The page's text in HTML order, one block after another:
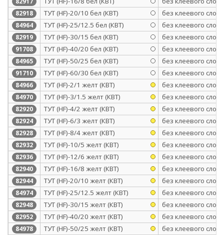
82918 ТУТ (HF)-20/10 бел (КВТ) без клеевого слоя
84964 ТУТ (HF)-25/12.5 бел (КВТ) без клеевого слоя
82919 ТУТ (HF)-30/15 бел (КВТ) без клеевого слоя
91708 ТУТ (HF)-40/20 бел (КВТ) без клеевого слоя
84965 ТУТ (HF)-50/25 бел (КВТ) без клеевого слоя
91710 ТУТ (HF)-60/30 бел (КВТ) без клеевого слоя
84966 ТУТ (HF)-2/1 желт (КВТ) без клеевого слоя
84970 ТУТ (HF)-3/1.5 желт (КВТ) без клеевого слоя
82920 ТУТ (HF)-4/2 желт (КВТ) без клеевого слоя
82924 ТУТ (HF)-6/3 желт (КВТ) без клеевого слоя
82928 ТУТ (HF)-8/4 желт (КВТ) без клеевого слоя
82932 ТУТ (HF)-10/5 желт (КВТ) без клеевого слоя
82936 ТУТ (HF)-12/6 желт (КВТ) без клеевого слоя
82940 ТУТ (HF)-16/8 желт (КВТ) без клеевого слоя
82944 ТУТ (HF)-20/10 желт (КВТ) без клеевого слоя
84974 ТУТ (HF)-25/12.5 желт (КВТ) без клеевого слоя
82948 ТУТ (HF)-30/15 желт (КВТ) без клеевого слоя
82952 ТУТ (HF)-40/20 желт (КВТ) без клеевого слоя
84978 ТУТ (HF)-50/25 желт (КВТ) без клеевого слоя